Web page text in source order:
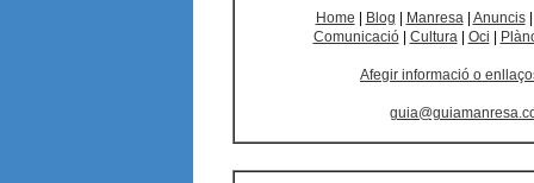
Home Blog Manresa| Anuncis
Comunicació| Cultura| Oci
Afegir informació o